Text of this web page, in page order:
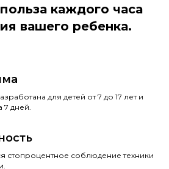
каждого часа
вашего ребенка.
для детей от 7 до 17 лет и
7 дней.
стопроцентное соблюдение техники